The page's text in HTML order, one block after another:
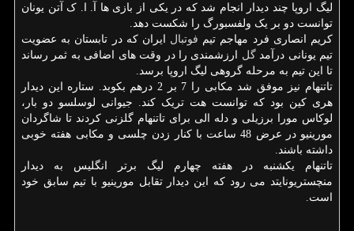
لیگ اروپا چند دیدار انجام شد که در یکی از بازی ها آ. ا. ک آتن یونان
توانست دو بر یک ولفسبورگ را شکست دهد.
کریم انصاری فرد مهاجم تیم فوتبال ایران که در تابستان به عضویت
تیم یونانی درآمدگل ارزشمندی را در وقت های اضافی به ثمر رساند
تا این تیم به مرحله گروهی لیگ اروپا برسد.
تاتنهام نیز موفق شد مکابی را 7 بر 2 درهم بکوبد. ستاره این دیدار
هری کین بود که توانست هت تریک کند. جیوانی لوسلسو دو بار،
لوکاس مورا برزیلی و دله الی برای تاتنهام گلزنی کردند تا شاگردان
مورینیو در عرض 48 ساعت با کنار زدن چلسی و مکابی هفته خوبی
داشته باشند.
تاتنهام یکشنبه در هفته چهارم لیگ برتر انگلیس به دیدار
منچستریونایتد می رود که این دیدار تقابل مورینیو با تیم سابق خود
است.